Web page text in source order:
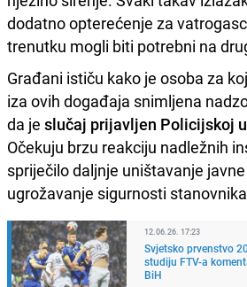
dodatno opterećenje za
trenutku mogli biti potrebni na
Građani ističu kako je osoba za
iza ovih događaja snimljena
da je slučaj prijavljen Policijskoj
Očekuju brzu reakciju nadležnih
spriječilo daljnje uništavanje
ugrožavanje sigurnosti
12.06.26. 17:23
Svjetsko prvenstvo
studiju FTV-a
BiH